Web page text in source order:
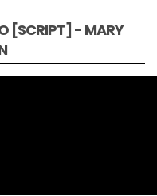
[SCRIPT] - MARY